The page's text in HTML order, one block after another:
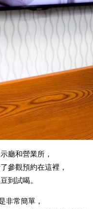
廳和營業所，
參觀預約在這裡，
到試喝。
非常簡單，